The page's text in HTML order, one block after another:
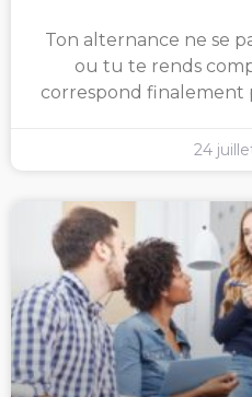
Ton alternance ne se
ou tu te rends
correspond finalement
24